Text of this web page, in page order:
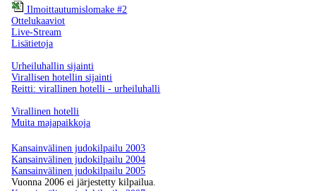
Ilmoittautumislomake #2
Ottelukaaviot
Live-Stream
Lisätietoja
Urheiluhallin sijainti
Virallisen hotellin sijainti
Reitti: virallinen hotelli - urheiluhalli
Virallinen hotelli
Muita majapaikkoja
Kansainvälinen judokilpailu 2003
Kansainvälinen judokilpailu 2004
Kansainvälinen judokilpailu 2005
Vuonna 2006 ei järjestetty kilpailua.